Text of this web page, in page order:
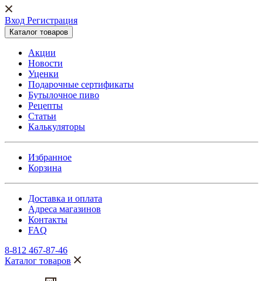
Вход Регистрация
Каталог товаров
Акции
Новости
Уценки
Подарочные сертификаты
Бутылочное пиво
Рецепты
Статьи
Калькуляторы
Избранное
Корзина
Доставка и оплата
Адреса магазинов
Контакты
FAQ
8-812 467-87-46
Каталог товаров